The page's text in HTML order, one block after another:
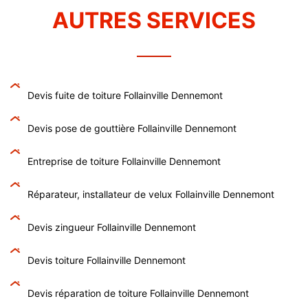
AUTRES SERVICES
Devis fuite de toiture Follainville Dennemont
Devis pose de gouttière Follainville Dennemont
Entreprise de toiture Follainville Dennemont
Réparateur, installateur de velux Follainville Dennemont
Devis zingueur Follainville Dennemont
Devis toiture Follainville Dennemont
Devis réparation de toiture Follainville Dennemont